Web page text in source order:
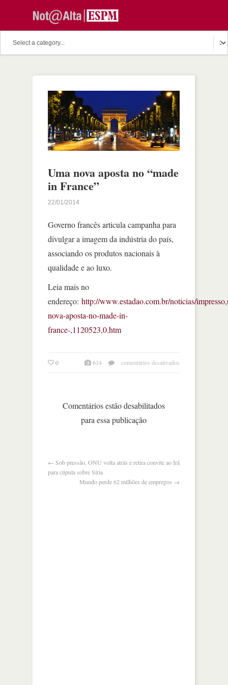
Uma nova aposta no “made
in France”
22/01/2014
Governo francês articula campanha para
divulgar a imagem da indústria do país,
associando os produtos nacionais à
qualidade e ao luxo.
Leia mais no
endereço: http://www.estadao.com.br/noticias/
nova-aposta-no-made-in-
france-,1120523,0.htm
0 614 comentários desativados
Comentários estão desabilitados
para essa publicação
← Sob pressão, ONU volta atrás e retira convite ao Irã
para cúpula sobre Síria
Mundo perde 62 milhões de empregos →